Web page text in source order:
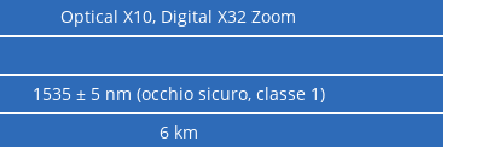
Optical X10, Digital X32 Zoom
1535 ± 5 nm (occhio sicuro, classe 1)
6 km